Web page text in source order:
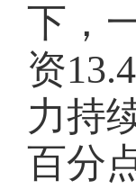
下，
资
力持
百分